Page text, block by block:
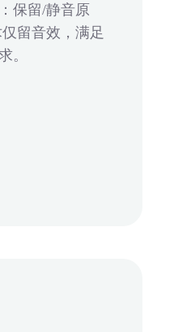
保留/静音原
留音效，满足
。